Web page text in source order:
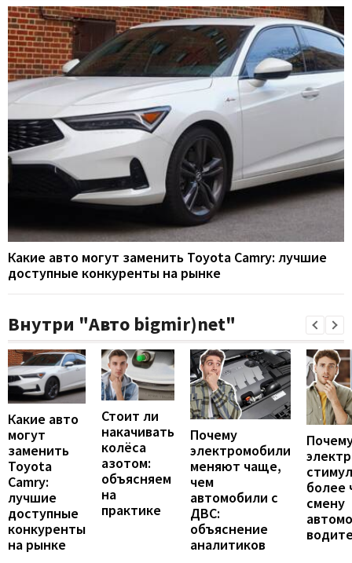
Какие авто могут заменить Toyota Camry: лучшие
доступные конкуренты на рынке
Внутри "Авто bigmir)net"
Какие авто
могут
заменить
Toyota
Camry:
лучшие
доступные
конкуренты
на рынке
Стоит ли
накачивать
колёса
азотом:
объясняем
на
практике
Почему
электромобили
меняют чаще,
чем
автомобили с
ДВС:
объяснение
аналитиков
более
смену